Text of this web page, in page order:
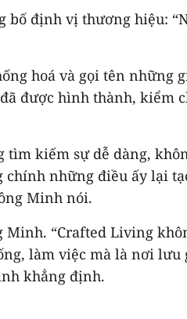
định vị thương hiệu:
hoá và gọi tên những
được hình thành, kiểm
tìm kiếm sự dễ dàng,
những điều ấy lại
Minh nói.
“Crafted Living
làm việc mà là nơi
khẳng định.